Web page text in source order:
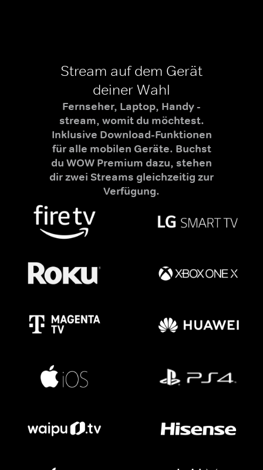
Stream auf dem Gerät
deiner Wahl
Fernseher, Laptop, Handy -
stream, womit du möchtest.
Inklusive Download-Funktionen
für alle mobilen Geräte. Buchst
du WOW Premium dazu, stehen
dir zwei Streams gleichzeitig zur
Verfügung.